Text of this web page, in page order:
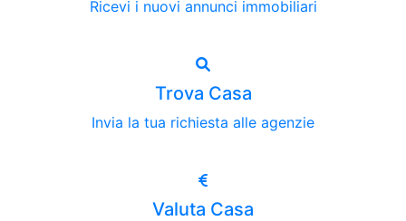
Ricevi i nuovi annunci immobiliari
Trova Casa
Invia la tua richiesta alle agenzie
Valuta Casa